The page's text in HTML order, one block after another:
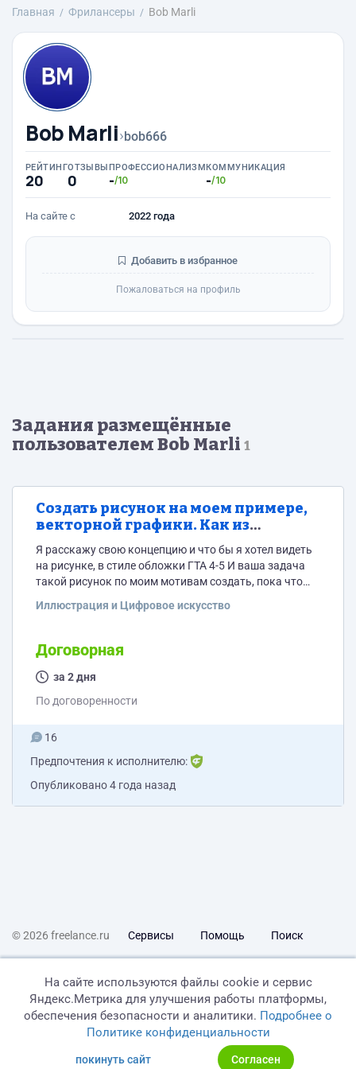
Главная Фрилансеры Bob Marli
Bob Marli›bob666
РЕЙТИНГ
20
ОТЗЫВЫ
0
ПРОФЕССИОНАЛИЗМ
-/10
КОММУНИКАЦИЯ
-/10
На сайте с 2022 года
Добавить в избранное
Пожаловаться на профиль
Задания размещённые
пользователем Bob Marli 1
Создать рисунок на моем примере,
векторной графики. Как из
обложки ГТА 4-5
Я расскажу свою концепцию и что бы я хотел видеть
на рисунке, в стиле обложки ГТА 4-5 И ваша задача
такой рисунок по моим мотивам создать, пока что
Иллюстрация и Цифровое искусство
Договорная
за 2 дня
По договоренности
16
Предпочтения к исполнителю:
Опубликовано4 года назад
© 2026 freelance.ru Сервисы Помощь Поиск
Дисклеймер о ЗоЗПП Отказ от ответственности
На сайте используются файлы cookie и сервис
Яндекс.Метрика для улучшения работы платформы,
обеспечения безопасности и аналитики. Подробнее о
Политике конфиденциальности
покинуть сайт Согласен